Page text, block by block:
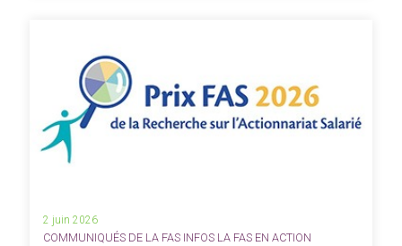
2 juin 2026
COMMUNIQUÉS DE LA FAS INFOS LA FAS EN ACTION